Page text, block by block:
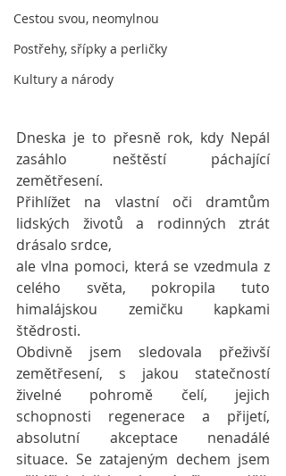
Cestou svou, neomylnou
Postřehy, sřípky a perličky
Kultury a národy
Dneska je to přesně rok, kdy Nepál
zasáhlo neštěstí páchající
zemětřesení.
Přihlížet na vlastní oči dramtům
lidských životů a rodinných ztrát
drásalo srdce,
ale vlna pomoci, která se vzedmula z
celého světa, pokropila tuto
himalájskou zemičku kapkami
štědrosti.
Obdivně jsem sledovala přeživší
zemětřesení, s jakou statečností
živelné pohromě čelí, jejich
schopnosti regenerace a přijetí,
absolutní akceptace nenadálé
situace. Se zatajeným dechem jsem